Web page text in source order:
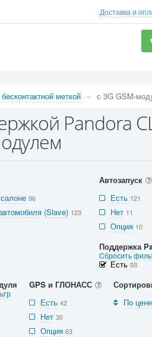
Доставка и
меткой с 3G GSM-
Pandora
96
(Slave) 123
Автозапуск
Есть 121
Нет 11
Опция 10
Поддержка
Cбросить
Есть93
GPS и ГЛОНАСС
Есть 42
Нет 30
Опция 63
По цене